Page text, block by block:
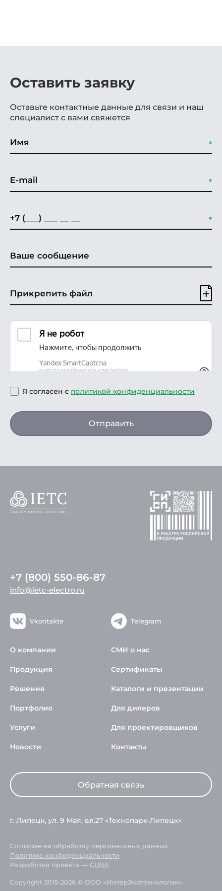
Оставить заявку
Оставьте контактные данные для связи и наш
специалист с вами свяжется
Прикрепить файл
Я согласен с политикой конфиденциальности
Отправить
+7 (800) 550-86-87
info@ietc-electro.ru
Vkontakte Telegram
О компании
Продукция
Решения
Портфолио
Услуги
Новости
СМИ о нас
Сертификаты
Каталоги и презентации
Для дилеров
Для проектировщиков
Контакты
Обратная связь
г. Липецк, ул. 9 Мая, вл.27 «Технопарк-Липецк»
Согласие на обработку персональных данных
Политика конфиденциальности
Разработка проекта — CUBA
Copyright 2015-2026 © ООО «ИнтерЭкотехнологии».